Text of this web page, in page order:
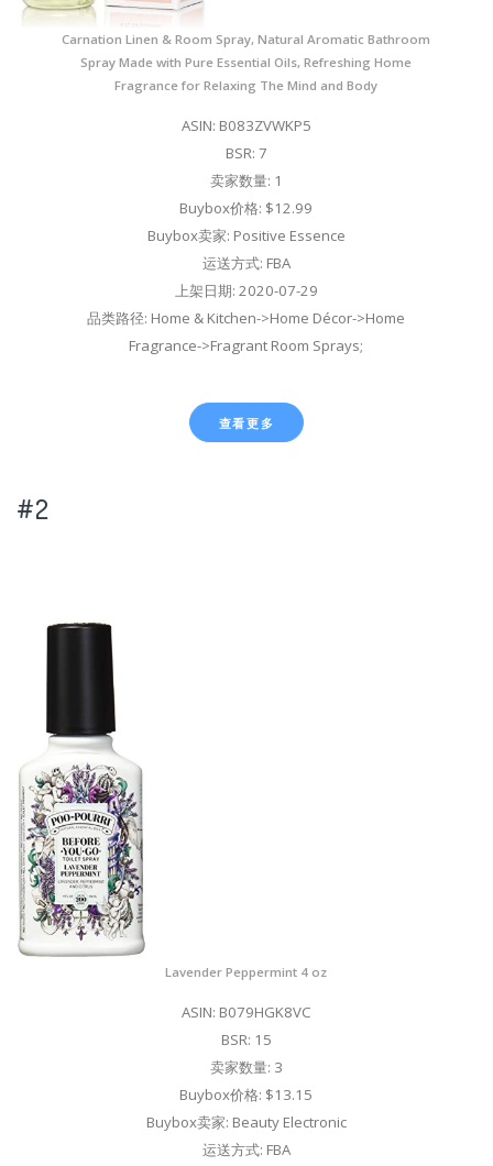
Carnation Linen & Room Spray, Natural Aromatic Bathroom
Spray Made with Pure Essential Oils, Refreshing Home
Fragrance for Relaxing The Mind and Body
ASIN: B083ZVWKP5
BSR: 7
卖家数量: 1
Buybox价格: $12.99
Buybox卖家: Positive Essence
运送方式: FBA
上架日期: 2020-07-29
品类路径: Home & Kitchen->Home Décor->Home
Fragrance->Fragrant Room Sprays;
查看更多
#2
Lavender Peppermint 4 oz
ASIN: B079HGK8VC
BSR: 15
卖家数量: 3
Buybox价格: $13.15
Buybox卖家: Beauty Electronic
运送方式: FBA